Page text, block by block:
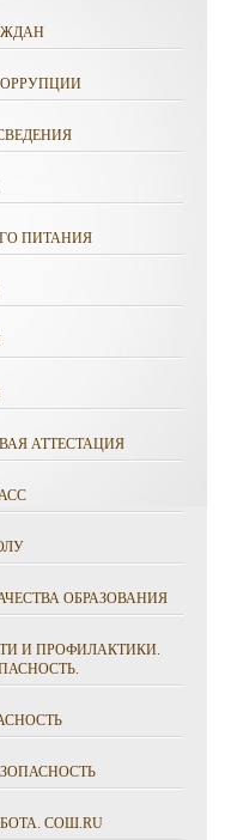
ПИТАНИЯ
АТТЕСТАЦИЯ
ОБРАЗОВАНИЯ
И ПРОФИЛАКТИКИ.
СОШ.RU